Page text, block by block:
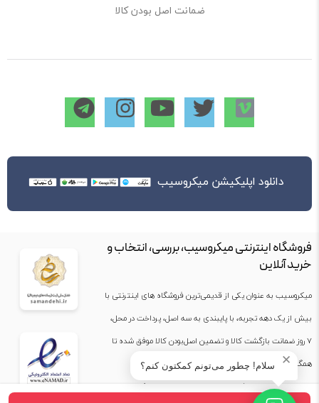
ضمانت اصل بودن کالا
دانلود اپلیکیشن میکروسیب
فروشگاه اینترنتی میکروسیب، بررسی، انتخاب و
خرید آنلاین
میکروسیب به عنوان یکی از قدیمی‌ترین فروشگاه های اینترنتی با
بیش از یک دهه تجربه، با پایبندی به سه اصل، پرداخت در محل،
۷ روز ضمانت بازگشت کالا و تضمین اصل‌بودن کالا موفق شده تا
همگام با فروشگاه‌های معتبر جهان، به بزرگ‌ترین فروشگاه
اینترنتی ایران تبدیل شود. به محض ورود به سایت میکروسیب با
✕ سلام! چطور می‌تونم کمکتون کنم؟